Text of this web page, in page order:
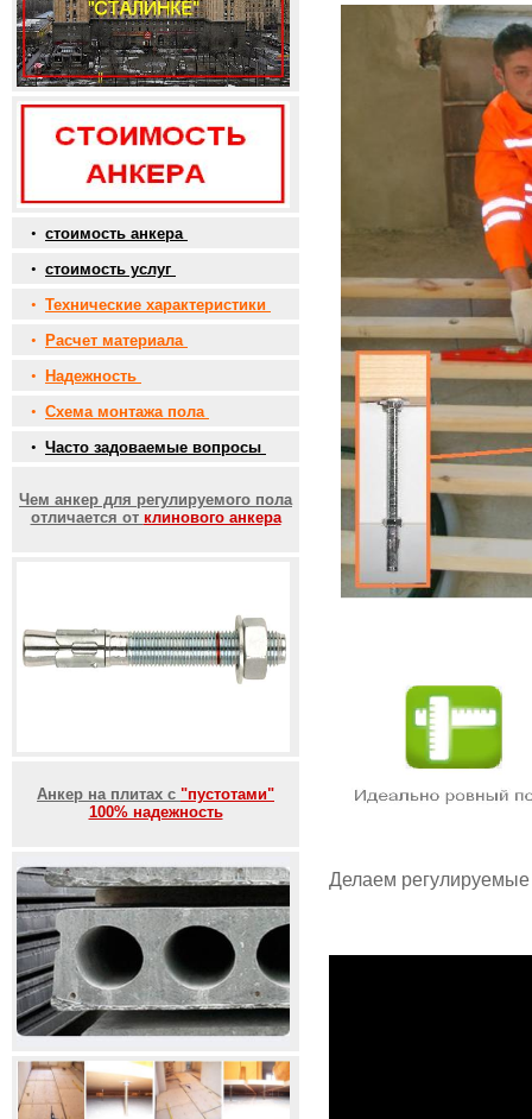
• стоимость анкера
• стоимость услуг
• Технические характеристики
•
Расчет материала
•
Надежность
• Схема монтажа пола
• Часто задоваемые вопросы
Чем анкер для регулируемого пола
отличается от клинового анкера
Анкер на плитах с "пустотами"
100% надежность
Делаем